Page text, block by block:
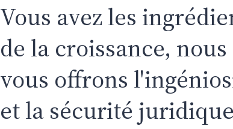
Vous avez les
de la croissance, nous
vous offrons
et la sécurité